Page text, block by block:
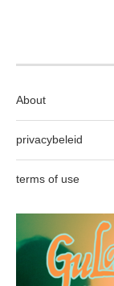
About
privacybeleid
terms of use